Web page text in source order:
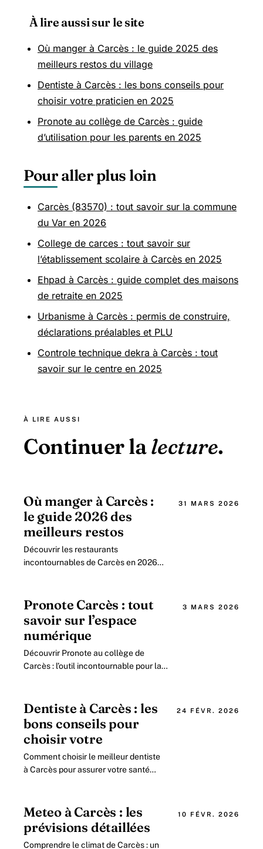
À lire aussi sur le site
Où manger à Carcès : le guide 2025 des
meilleurs restos du village
Dentiste à Carcès : les bons conseils pour
choisir votre praticien en 2025
Pronote au collège de Carcès : guide
d’utilisation pour les parents en 2025
Pour aller plus loin
Carcès (83570) : tout savoir sur la commune
du Var en 2026
College de carces : tout savoir sur
l’établissement scolaire à Carcès en 2025
Ehpad à Carcès : guide complet des maisons
de retraite en 2025
Urbanisme à Carcès : permis de construire,
déclarations préalables et PLU
Controle technique dekra à Carcès : tout
savoir sur le centre en 2025
À LIRE AUSSI
Continuer lalecture.
Où manger à Carcès :
le guide 2026 des
meilleurs restos
Découvrir les restaurants
incontournables de Carcès en 2026 :
village de Carcès.
31 MARS 2026
Pronote Carcès : tout
savoir sur l’espace
numérique
Découvrir Pronote au collège de
Carcès : l’outil incontournable pour la
digitalisation.
3 MARS 2026
Dentiste à Carcès : les
bons conseils pour
choisir votre
Comment choisir le meilleur dentiste
à Carcès pour assurer votre santé
24 FÉVR. 2026
Meteo à Carcès : les
prévisions détaillées
Comprendre le climat de Carcès : un
10 FÉVR. 2026